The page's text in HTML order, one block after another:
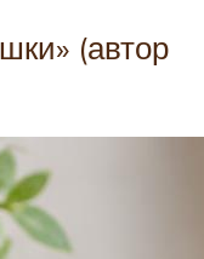
(автор